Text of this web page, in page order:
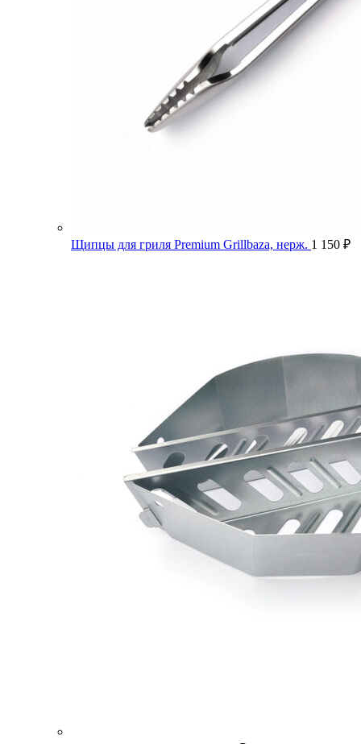
Щипцы для гриля Premium Grillbaza, нерж. 1 150 ₽